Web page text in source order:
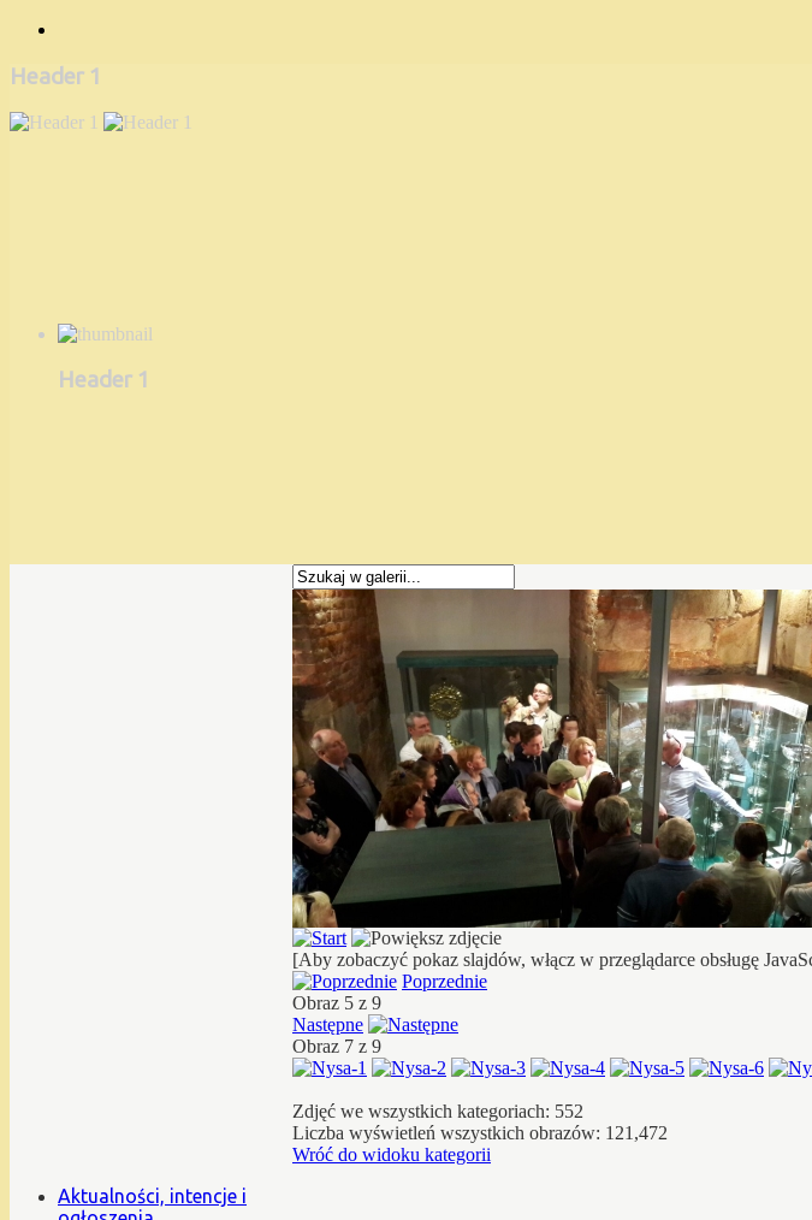
Header 1
Header 1
[Aby zobaczyć pokaz slajdów, włącz w przeglądarce obsługę
Poprzednie
Obraz 5 z 9
Następne
Obraz 7 z 9
Zdjęć we wszystkich kategoriach: 552
Liczba wyświetleń wszystkich obrazów: 121,472
Wróć do widoku kategorii
Aktualności, intencje i